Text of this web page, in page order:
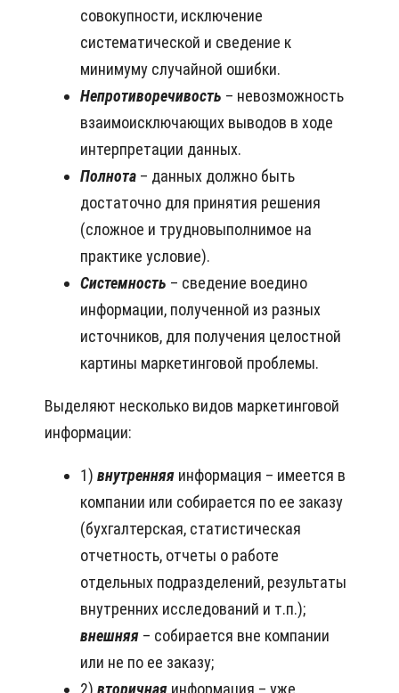
совокупности, исключение
систематической и сведение к
минимуму случайной ошибки.
Непротиворечивость – невозможность
взаимоисключающих выводов в ходе
интерпретации данных.
Полнота – данных должно быть
достаточно для принятия решения
(сложное и трудновыполнимое на
практике условие).
Системность – сведение воедино
информации, полученной из разных
источников, для получения целостной
картины маркетинговой проблемы.
Выделяют несколько видов маркетинговой
информации:
1) внутренняя информация – имеется в
компании или собирается по ее заказу
(бухгалтерская, статистическая
отчетность, отчеты о работе
отдельных подразделений, результаты
внутренних исследований и т.п.);
внешняя – собирается вне компании
или не по ее заказу;
2) вторичная информация – уже